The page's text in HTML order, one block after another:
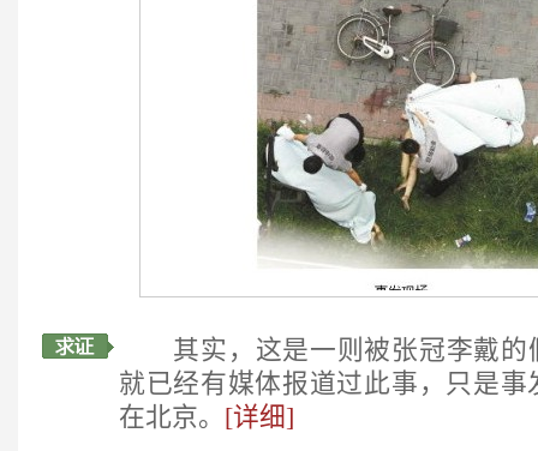
其实，这是一则被张冠李戴的
就已经有媒体报道过此事，只是事
在北京。 [详细]